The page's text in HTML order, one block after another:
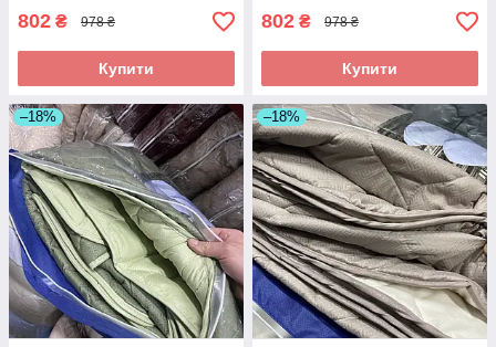
802 ₴ 978 ₴
Купити
802 ₴ 978 ₴
Купити
–18% –18%